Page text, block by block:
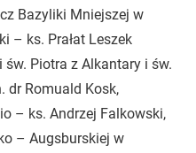
Bazyliki Mniejszej w
– ks. Prałat Leszek
Piotra z Alkantary i św.
dr Romuald Kosk,
– ks. Andrzej Falkowski,
– Augsburskiej w